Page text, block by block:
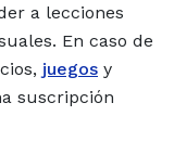
a lecciones
En caso de
juegos y
suscripción